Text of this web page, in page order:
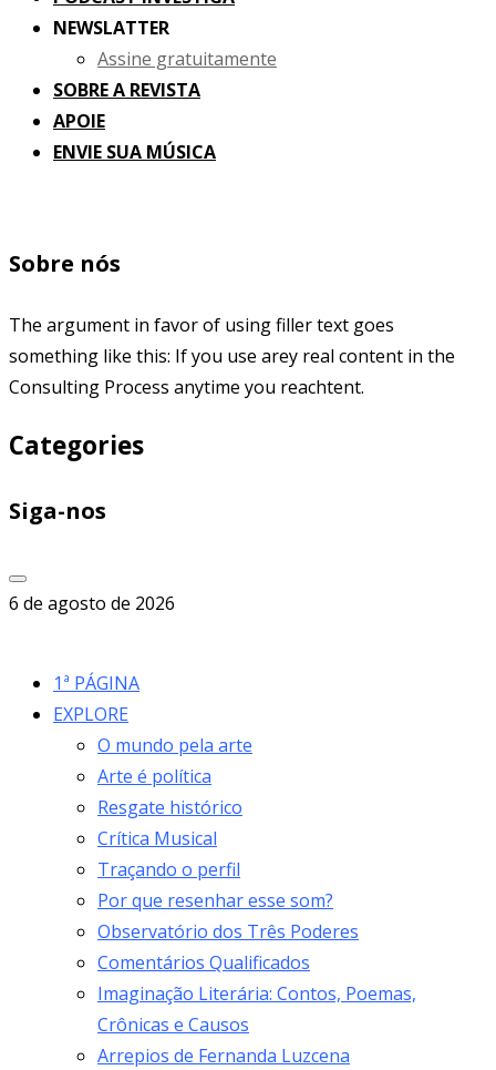
NEWSLATTER
Assine gratuitamente
SOBRE A REVISTA
APOIE
ENVIE SUA MÚSICA
Sobre nós
The argument in favor of using filler text goes
something like this: If you use arey real content in the
Consulting Process anytime you reachtent.
Categories
Siga-nos
6 de agosto de 2026
1ª PÁGINA
EXPLORE
O mundo pela arte
Arte é política
Resgate histórico
Crítica Musical
Traçando o perfil
Por que resenhar esse som?
Observatório dos Três Poderes
Comentários Qualificados
Imaginação Literária: Contos, Poemas,
Crônicas e Causos
Arrepios de Fernanda Luzcena